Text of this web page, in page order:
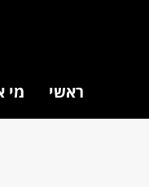
ראשי מי